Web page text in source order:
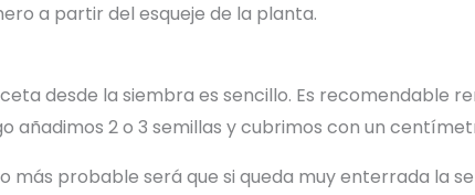
a partir del esqueje de la planta.
desde la siembra es sencillo. Es recomendable
añadimos 2 o 3 semillas y cubrimos con un
más probable será que si queda muy enterrada la